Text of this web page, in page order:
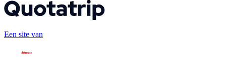
Een site van